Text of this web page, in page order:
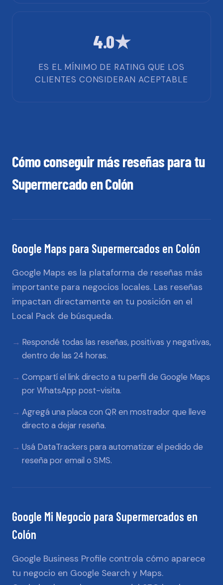
4.0★
ES EL MÍNIMO DE RATING QUE LOS
CLIENTES CONSIDERAN ACEPTABLE
Cómo conseguir más reseñas para tu
SupermercadoenColón
Google Maps para Supermercados en Colón
Google Maps es la plataforma de reseñas más
importante para negocios locales. Las reseñas
impactan directamente en tu posición en el
Local Pack de búsqueda.
Respondé todas las reseñas, positivas y negativas,
dentro de las 24 horas.
Compartí el link directo a tu perfil de Google Maps
por WhatsApp post-visita.
Agregá una placa con QR en mostrador que lleve
directo a dejar reseña.
Usá DataTrackers para automatizar el pedido de
reseña por email o SMS.
Google Mi Negocio para Supermercados en
Colón
Google Business Profile controla cómo aparece
tu negocio en Google Search y Maps.